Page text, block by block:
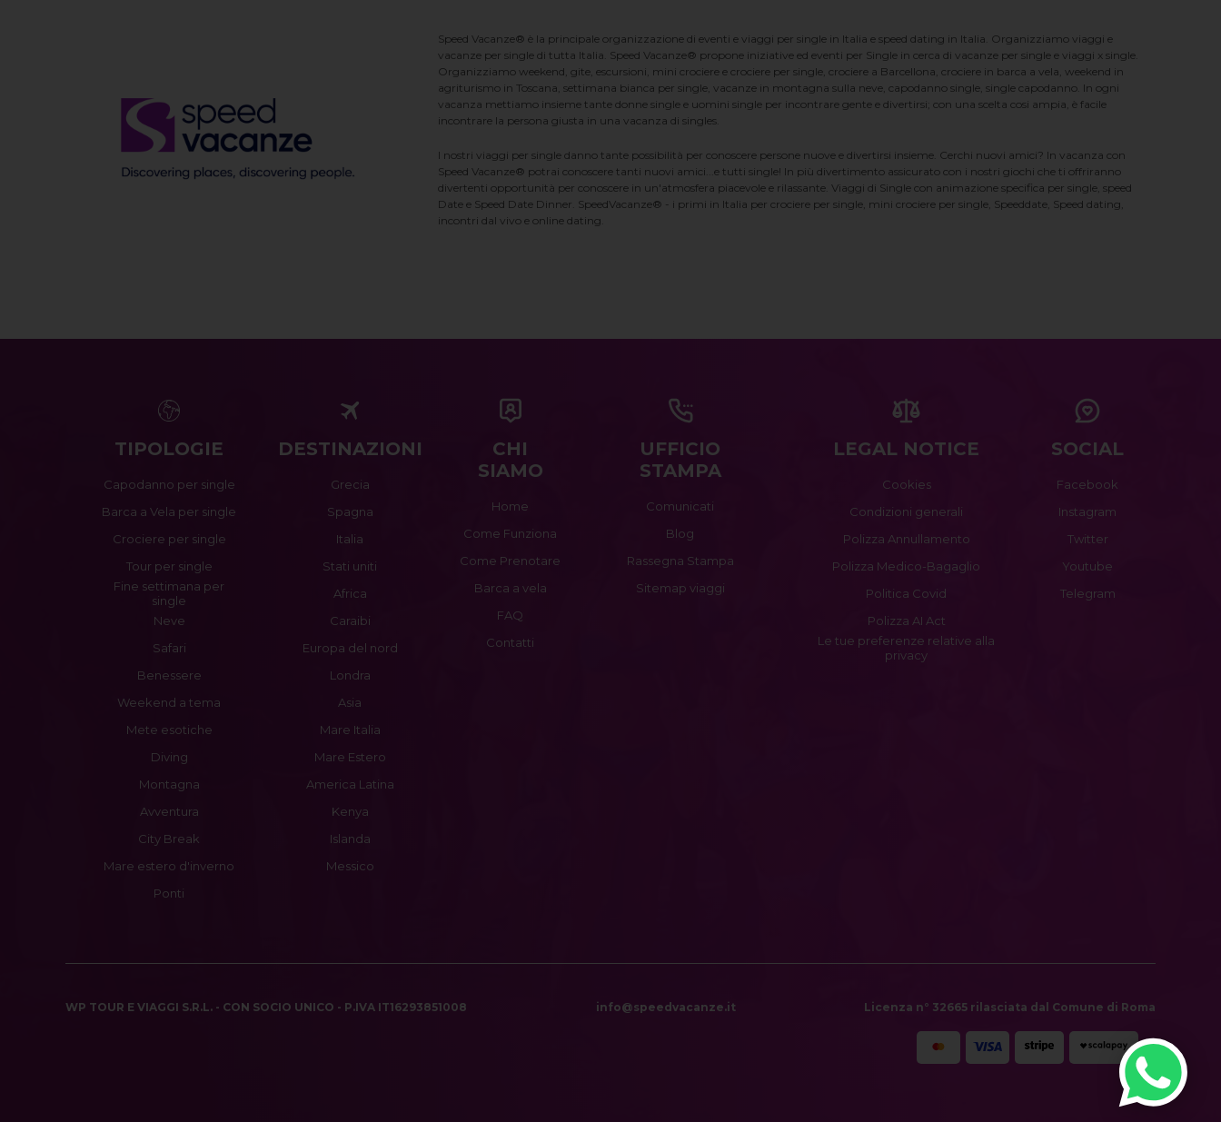
Speed Vacanze® è la principale organizzazione di eventi e viaggi per single in Italia e speed dating in Italia. Organizziamo viaggi e
vacanze per single di tutta Italia. Speed Vacanze® propone iniziative ed eventi per Single in cerca di vacanze per single e viaggi x single.
Organizziamo weekend, gite, escursioni, mini crociere e crociere per single, crociere a Barcellona, crociere in barca a vela, weekend in
agriturismo in Toscana, settimana bianca per single, vacanze in montagna sulla neve, capodanno single, single capodanno. In ogni
vacanza mettiamo insieme tante donne single e uomini single per incontrare gente e divertirsi; con una scelta cosi ampia, è facile
incontrare la persona giusta in una vacanza di singles.
I nostri viaggi per single danno tante possibilità per conoscere persone nuove e divertirsi insieme. Cerchi nuovi amici? In vacanza con
Speed Vacanze® potrai conoscere tanti nuovi amici...e tutti single! In più divertimento assicurato con i nostri giochi che ti offriranno
divertenti opportunità per conoscere in un'atmosfera piacevole e rilassante. Viaggi di Single con animazione specifica per single, speed
Date e Speed Date Dinner. SpeedVacanze® - i primi in Italia per crociere per single, mini crociere per single, Speeddate, Speed dating,
incontri dal vivo e online dating.
TIPOLOGIE
Capodanno per single
Barca a Vela per single
Crociere per single
Tour per single
Fine settimana per
single
Neve
Safari
Benessere
Weekend a tema
Mete esotiche
Diving
Montagna
Avventura
City Break
Mare estero d'inverno
Ponti
DESTINAZIONI
Grecia
Spagna
Italia
Stati uniti
Africa
Caraibi
Europa del nord
Londra
Asia
Mare Italia
Mare Estero
America Latina
Kenya
Islanda
Messico
CHI
SIAMO
Home
Come Funziona
Come Prenotare
Barca a vela
FAQ
Contatti
UFFICIO
STAMPA
Comunicati
Blog
Rassegna Stampa
Sitemap viaggi
LEGAL NOTICE
Cookies
Condizioni generali
Polizza Annullamento
Polizza Medico-Bagaglio
Politica Covid
Polizza AI Act
Le tue preferenze relative alla
privacy
SOCIAL
Facebook
Instagram
Twitter
Youtube
Telegram
WP TOUR E VIAGGI S.R.L. - CON SOCIO UNICO - P.IVA IT16293851008 info@speedvacanze.it Licenza n° 32665 rilasciata dal Comune di Roma